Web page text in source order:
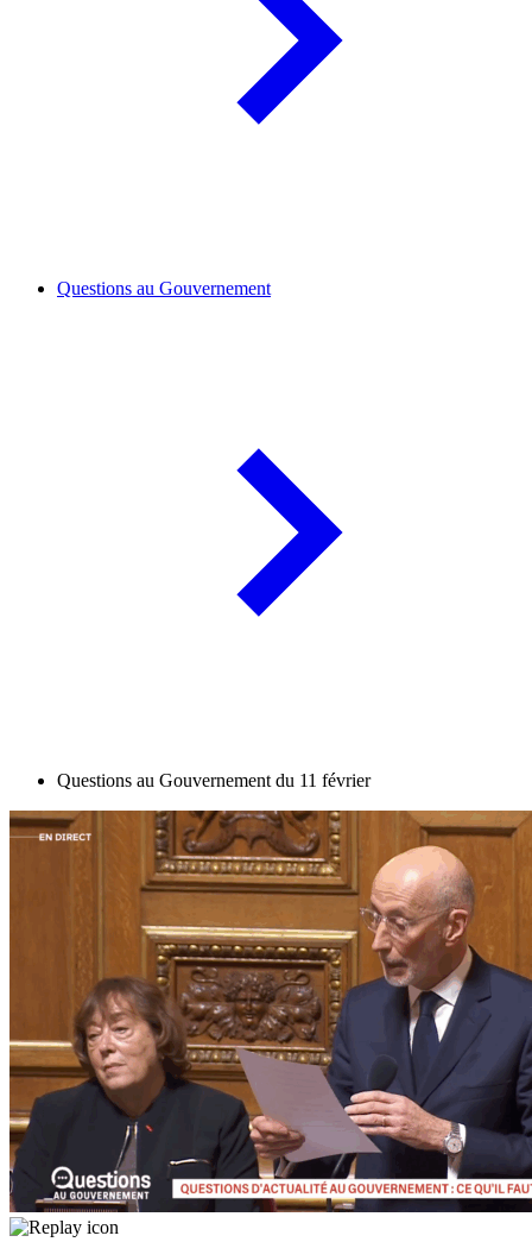
Questions au Gouvernement
Questions au Gouvernement du 11 février